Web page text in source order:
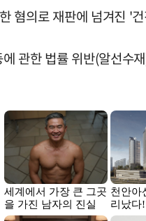
혐의로 재판에 넘겨진 '
관한 법률 위반(알선